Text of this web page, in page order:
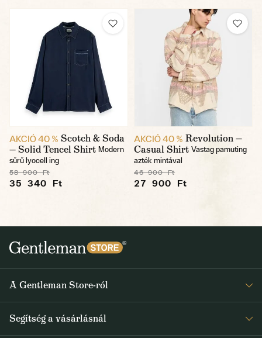
AKCIÓ 40 % Scotch & Soda
— Solid Tencel Shirt Modern
sűrű lyocell ing
58 900 Ft
35 340 Ft
AKCIÓ 40 % Revolution —
Casual Shirt Vastag pamuting
azték mintával
46 900 Ft
27 900 Ft
A Gentleman Store-ról
Rólunk
Segítség a vásárlásnál